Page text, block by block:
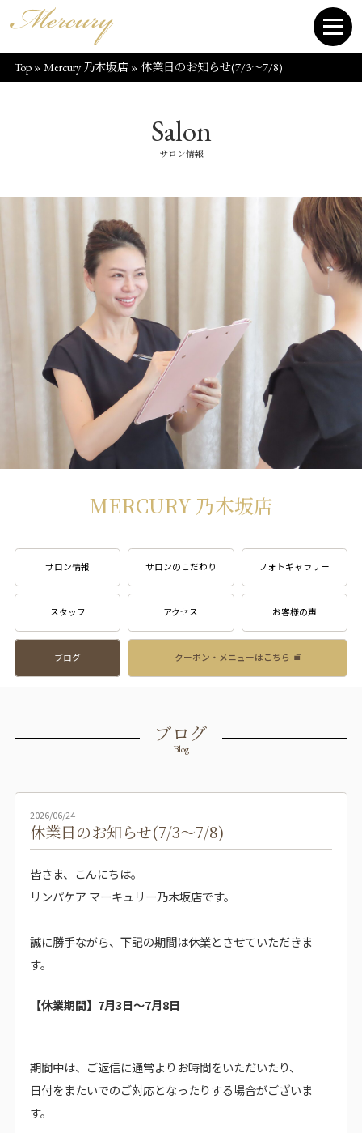
Top» Mercury 乃木坂店» 休業日のお知らせ(7/3～7/8)
Salon
サロン情報
MERCURY 乃木坂店
サロン情報 サロンのこだわり フォトギャラリー
スタッフ アクセス お客様の声
ブログ クーポン・メニューはこちら
ブログ
Blog
2026/06/24
休業日のお知らせ(7/3～7/8)
皆さま、こんにちは。
リンパケア マーキュリー乃木坂店です。
誠に勝手ながら、下記の期間は休業とさせていただきま
す。
【休業期間】7月3日〜7月8日
期間中は、ご返信に通常よりお時間をいただいたり、
日付をまたいでのご対応となったりする場合がございま
す。